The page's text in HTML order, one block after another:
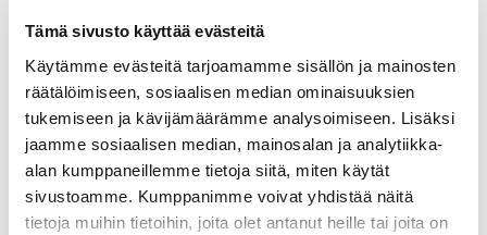
Tämä sivusto käyttää evästeitä
Käytämme evästeitä tarjoamamme sisällön ja mainosten
räätälöimiseen, sosiaalisen median ominaisuuksien
tukemiseen ja kävijämäärämme analysoimiseen. Lisäksi
jaamme sosiaalisen median, mainosalan ja analytiikka-
alan kumppaneillemme tietoja siitä, miten käytät
sivustoamme. Kumppanimme voivat yhdistää näitä
tietoja muihin tietoihin, joita olet antanut heille tai joita on
Takaisin tapahtumiin